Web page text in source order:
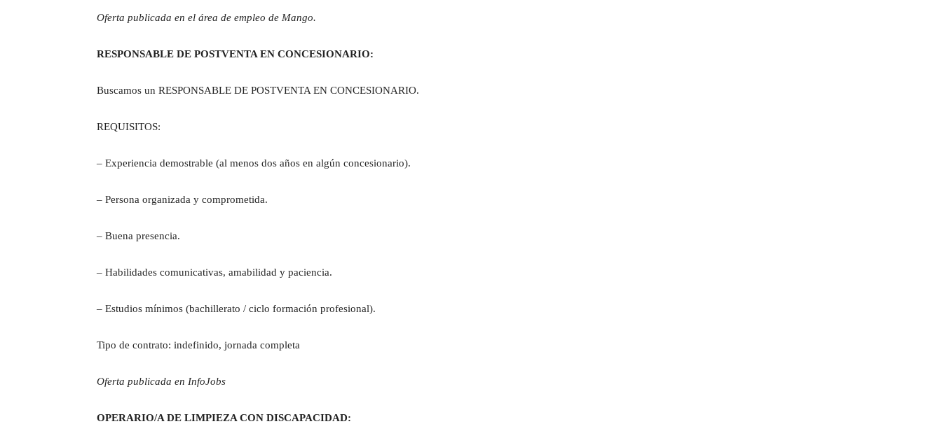
Oferta publicada en el área de empleo de Mango.
RESPONSABLE DE POSTVENTA EN CONCESIONARIO:
Buscamos un RESPONSABLE DE POSTVENTA EN CONCESIONARIO.
REQUISITOS:
– Experiencia demostrable (al menos dos años en algún concesionario).
– Persona organizada y comprometida.
– Buena presencia.
– Habilidades comunicativas, amabilidad y paciencia.
– Estudios mínimos (bachillerato / ciclo formación profesional).
Tipo de contrato: indefinido, jornada completa
Oferta publicada en InfoJobs
OPERARIO/A DE LIMPIEZA CON DISCAPACIDAD: